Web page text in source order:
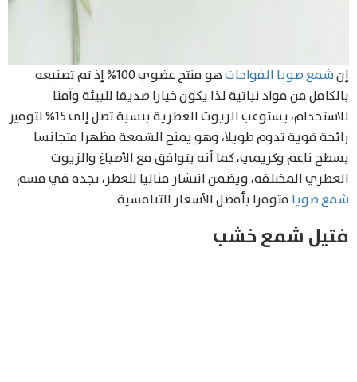
إنشمع صويا الفواحات
هو منتج عضوي 100% إذ تم تصنيعه
بالكامل من مواد نباتية لذا يكون خيارا صديقا للبيئة وآمنا
للاستخدام، يستوعب الزيوت العطرية بنسبة تصل إلى 15% لتوفير
رائحة قوية تدوم طويلا، وهو يمنح الشمعة مظهرا متجانسا
بسطح ناعم وكريمي، كما أنه يتوافق مع الأصباغ والزيوت
العطري المختلفة، ويضمن انتشار مثاليا للعطر، تجده في قسم
شمع صويا متوفرا بأفضل الأسعار التنافسية.
فتيل شمع خشب